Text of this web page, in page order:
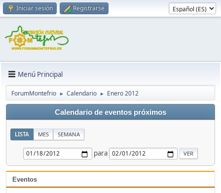
Iniciar sesión Registrarse
Menú Principal
ForumMontefrio ► Calendario ► Enero 2012
Calendario de eventos próximos
LISTA MES SEMANA
para
Eventos